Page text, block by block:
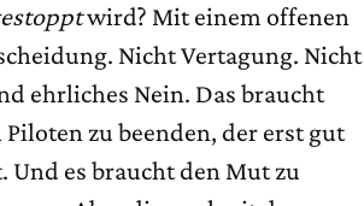
wird? Mit einem offenen
Nicht Vertagung. Nicht
ehrliches Nein. Das braucht
zu beenden, der erst gut
Und es braucht den Mut zu